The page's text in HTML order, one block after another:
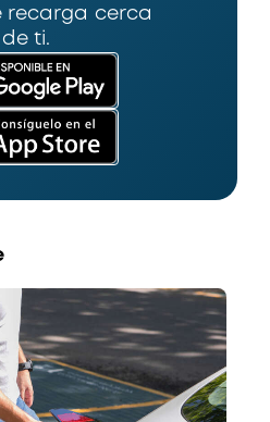
recarga cerca
de ti.